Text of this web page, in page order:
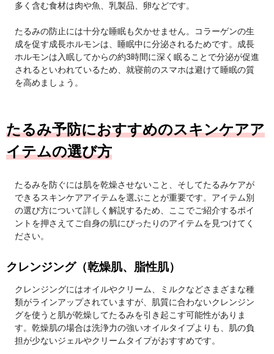
多く含む食材は肉や魚、乳製品、卵などです。
たるみの防止には十分な睡眠も欠かせません。コラーゲンの生
成を促す成長ホルモンは、睡眠中に分泌されるためです。成長
ホルモンは入眠してからの約3時間に深く眠ることで分泌が促進
されるといわれているため、就寝前のスマホは避けて睡眠の質
を高めましょう。
たるみ予防におすすめのスキンケアア
イテムの選び方
たるみを防ぐには肌を乾燥させないこと、そしてたるみケアが
できるスキンケアアイテムを選ぶことが重要です。アイテム別
の選び方について詳しく解説するため、ここでご紹介するポイ
ントを押さえてご自身の肌にぴったりのアイテムを見つけてく
ださい。
クレンジング（乾燥肌、脂性肌）
クレンジングにはオイルやクリーム、ミルクなどさまざまな種
類がラインアップされていますが、肌質に合わないクレンジン
グを使うと肌が乾燥してたるみを引き起こす可能性がありま
す。乾燥肌の場合は洗浄力の強いオイルタイプよりも、肌の負
担が少ないジェルやクリームタイプがおすすめです。